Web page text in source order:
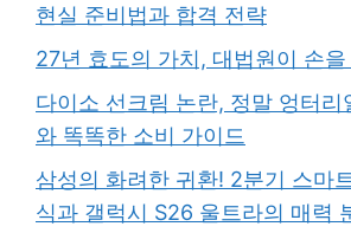
현실 준비법과 합격 전략
27년 효도의 가치, 대법원이 손
다이소 선크림 논란, 정말 엉터리
와 똑똑한 소비 가이드
삼성의 화려한 귀환! 2분기 스마
식과 갤럭시 S26 울트라의 매력